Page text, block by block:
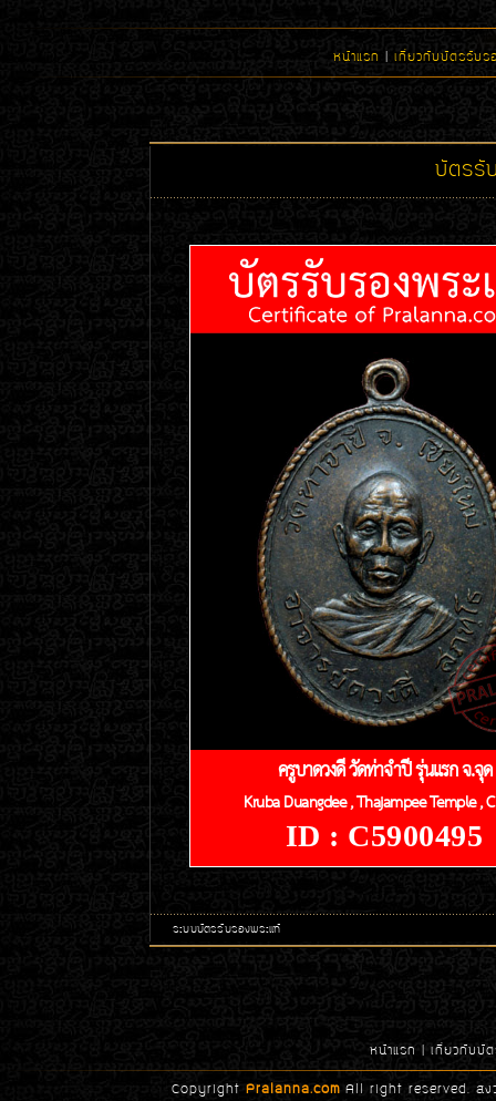
หน้าแรก เกี่ยวกับบัตรรับร
บัตรรั
ครูบาดวงดี วัดท่าจำปี รุ่นแรก จ.จุด
Kruba Duangdee , Thajampee Temple ,
ID : C5900495
ระบบบัตรรับรองพระแท้
หน้าแรก เกี่ยวกับบั
Copyright Pralanna.comAll right reserved. สง